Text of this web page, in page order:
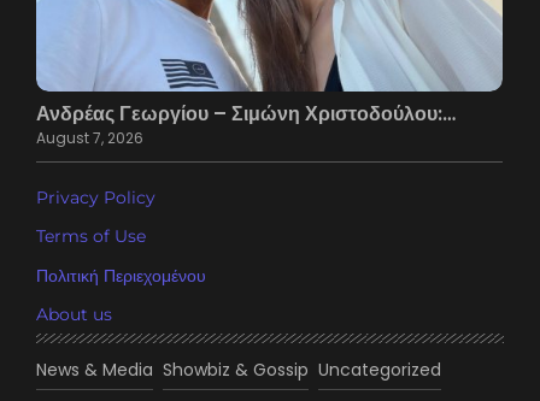
Ανδρέας Γεωργίου – Σιμώνη Χριστοδούλου:…
August 7, 2026
Privacy Policy
Terms of Use
Πολιτική Περιεχομένου
About us
News & Media Showbiz & Gossip Uncategorized